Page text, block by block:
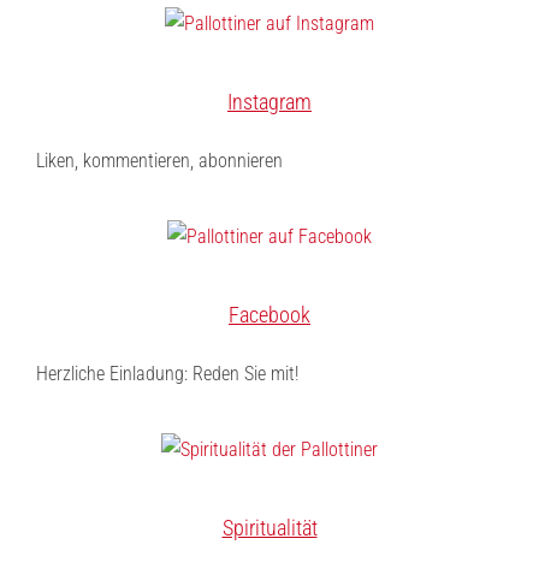
Instagram
Liken, kommentieren, abonnieren
Facebook
Herzliche Einladung: Reden Sie mit!
Spiritualität